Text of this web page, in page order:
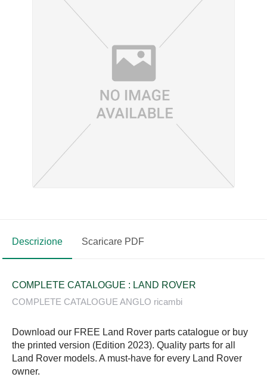
Descrizione Scaricare PDF
COMPLETE CATALOGUE : LAND ROVER
COMPLETE CATALOGUE ANGLO ricambi
Download our FREE Land Rover parts catalogue or buy
the printed version (Edition 2023). Quality parts for all
Land Rover models. A must-have for every Land Rover
owner.